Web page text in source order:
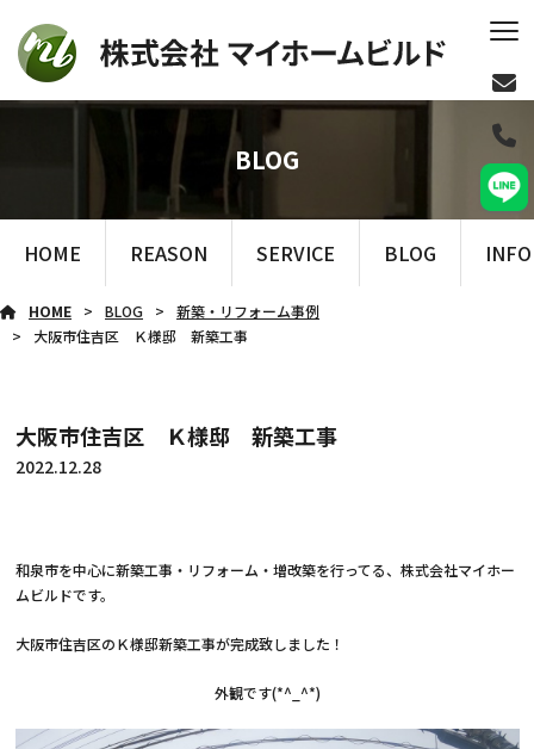
BLOG
HOME REASON SERVICE BLOG
HOME BLOG
新築・リフォーム事例
大阪市住吉区 Ｋ様邸 新築工事
大阪市住吉区 Ｋ様邸 新築工事
2022.12.28
和泉市を中心に新築工事・リフォーム・増改築を行ってる、株式会社マイホー
ムビルドです。
大阪市住吉区のＫ様邸新築工事が完成致しました！
外観です(*^_^*)